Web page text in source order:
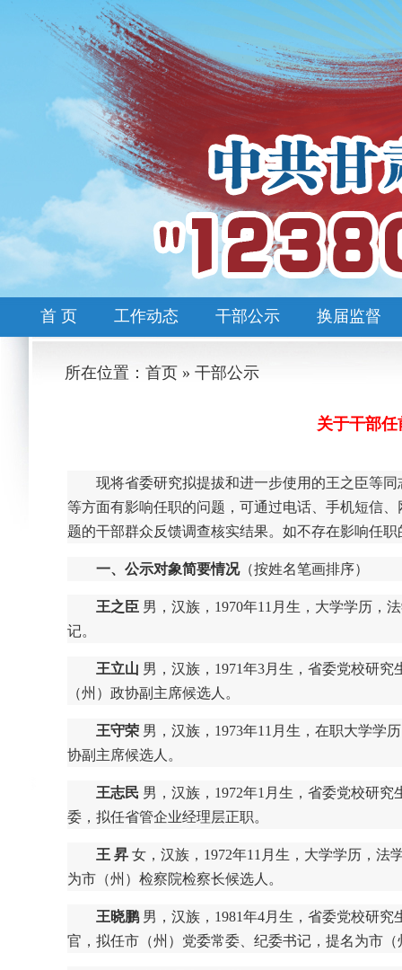
首 页 工作动态 干部公示 换届监督
所在位置：首页 » 干部公示
关于干部任
现将省委研究拟提拔和进一步使用的王之臣等
等方面有影响任职的问题，可通过电话、手机短信
题的干部群众反馈调查核实结果。如不存在影响任
一、公示对象简要情况（按姓名笔画排序）
王之臣 男，汉族，1970年11月生，大学学历，
记。
王立山 男，汉族，1971年3月生，省委党校研
（州）政协副主席候选人。
王守荣 男，汉族，1973年11月生，在职大学学
协副主席候选人。
王志民 男，汉族，1972年1月生，省委党校研
委，拟任省管企业经理层正职。
王 昇 女，汉族，1972年11月生，大学学历，
为市（州）检察院检察长候选人。
王晓鹏男，汉族，1981年4月生，省委党校研
官，拟任市（州）党委常委、纪委书记，提名为市